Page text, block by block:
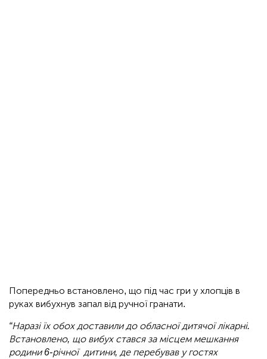
Попередньо встановлено, що під час гри у хлопців в
руках вибухнув запал від ручної гранати.
“Наразі їх обох доставили до обласної дитячої лікарні.
Встановлено, що вибух стався за місцем мешкання
родини 6-річної дитини, де перебував у гостях